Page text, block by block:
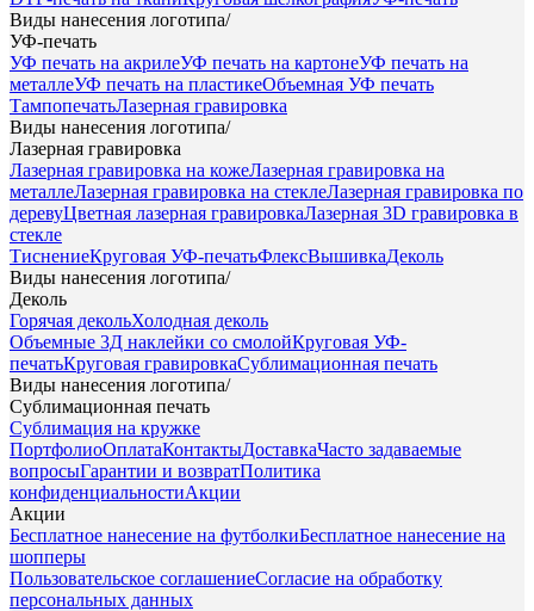
Виды нанесения логотипа/
УФ-печать
УФ печать на акрилеУФ печать на картонеУФ печать на
металлеУФ печать на пластикеОбъемная УФ печать
ТампопечатьЛазерная гравировка
Виды нанесения логотипа/
Лазерная гравировка
Лазерная гравировка на кожеЛазерная гравировка на
металлеЛазерная гравировка на стеклеЛазерная гравировка по
деревуЦветная лазерная гравировкаЛазерная 3D гравировка в
стекле
ТиснениеКруговая УФ-печатьФлексВышивкаДеколь
Виды нанесения логотипа/
Деколь
Горячая декольХолодная деколь
Объемные 3Д наклейки со смолойКруговая УФ-
печатьКруговая гравировкаСублимационная печать
Виды нанесения логотипа/
Сублимационная печать
Сублимация на кружке
ПортфолиоОплатаКонтактыДоставкаЧасто задаваемые
вопросыГарантии и возвратПолитика
конфиденциальностиАкции
Акции
Бесплатное нанесение на футболкиБесплатное нанесение на
шопперы
Пользовательское соглашениеСогласие на обработку
персональных данных